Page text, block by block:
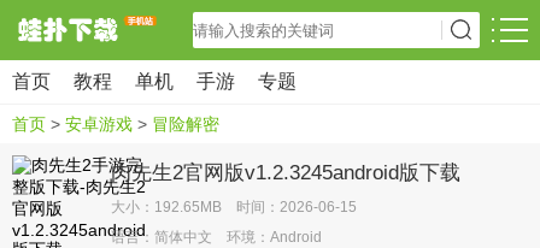
首页 教程 单机 手游 专题
首页 > 安卓游戏 > 冒险解密
肉先生2官网版v1.2.3245android版下载
大小：192.65MB 时间：2026-06-15
语言：简体中文 环境：Android